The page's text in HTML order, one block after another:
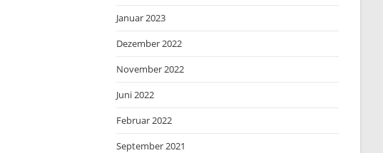
Januar 2023
Dezember 2022
November 2022
Juni 2022
Februar 2022
September 2021